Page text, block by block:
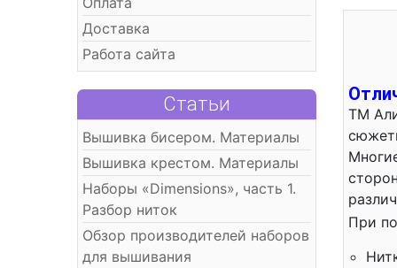
Доставка
Работа сайта
Статьи
Вышивка бисером. Материалы
Вышивка крестом. Материалы
Наборы «Dimensions», часть 1.
Разбор ниток
Обзор производителей наборов
для вышивания
ТМ
При